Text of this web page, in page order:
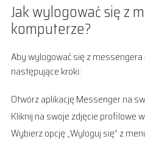
Jak wylogować się z
komputerze?
Aby wylogować się z
następujące kroki:
Otwórz aplikację Messenger na
Kliknij na swoje zdjęcie profilowe
Wybierz opcję „Wyloguj się” z